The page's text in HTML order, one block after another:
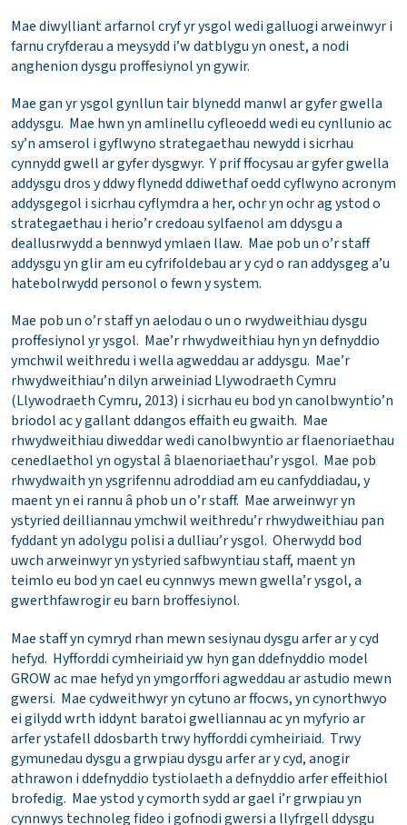
Mae diwylliant arfarnol cryf yr ysgol wedi galluogi arweinwyr i
farnu cryfderau a meysydd i’w datblygu yn onest, a nodi
anghenion dysgu proffesiynol yn gywir.
Mae gan yr ysgol gynllun tair blynedd manwl ar gyfer gwella
addysgu. Mae hwn yn amlinellu cyfleoedd wedi eu cynllunio ac
sy’n amserol i gyflwyno strategaethau newydd i sicrhau
cynnydd gwell ar gyfer dysgwyr. Y prif ffocysau ar gyfer gwella
addysgu dros y ddwy flynedd ddiwethaf oedd cyflwyno acronym
addysgegol i sicrhau cyflymdra a her, ochr yn ochr ag ystod o
strategaethau i herio’r credoau sylfaenol am ddysgu a
deallusrwydd a bennwyd ymlaen llaw. Mae pob un o’r staff
addysgu yn glir am eu cyfrifoldebau ar y cyd o ran addysgeg a’u
hatebolrwydd personol o fewn y system.
Mae pob un o’r staff yn aelodau o un o rwydweithiau dysgu
proffesiynol yr ysgol. Mae’r rhwydweithiau hyn yn defnyddio
ymchwil weithredu i wella agweddau ar addysgu. Mae’r
rhwydweithiau’n dilyn arweiniad Llywodraeth Cymru
(Llywodraeth Cymru, 2013) i sicrhau eu bod yn canolbwyntio’n
briodol ac y gallant ddangos effaith eu gwaith. Mae
rhwydweithiau diweddar wedi canolbwyntio ar flaenoriaethau
cenedlaethol yn ogystal â blaenoriaethau’r ysgol. Mae pob
rhwydwaith yn ysgrifennu adroddiad am eu canfyddiadau, y
maent yn ei rannu â phob un o’r staff. Mae arweinwyr yn
ystyried deilliannau ymchwil weithredu’r rhwydweithiau pan
fyddant yn adolygu polisi a dulliau’r ysgol. Oherwydd bod
uwch arweinwyr yn ystyried safbwyntiau staff, maent yn
teimlo eu bod yn cael eu cynnwys mewn gwella’r ysgol, a
gwerthfawrogir eu barn broffesiynol.
Mae staff yn cymryd rhan mewn sesiynau dysgu arfer ar y cyd
hefyd. Hyfforddi cymheiriaid yw hyn gan ddefnyddio model
GROW ac mae hefyd yn ymgorffori agweddau ar astudio mewn
gwersi. Mae cydweithwyr yn cytuno ar ffocws, yn cynorthwyo
ei gilydd wrth iddynt baratoi gwelliannau ac yn myfyrio ar
arfer ystafell ddosbarth trwy hyfforddi cymheiriaid. Trwy
gymunedau dysgu a grwpiau dysgu arfer ar y cyd, anogir
athrawon i ddefnyddio tystiolaeth a defnyddio arfer effeithiol
brofedig. Mae ystod y cymorth sydd ar gael i’r grwpiau yn
cynnwys technoleg fideo i gofnodi gwersi a llyfrgell ddysgu